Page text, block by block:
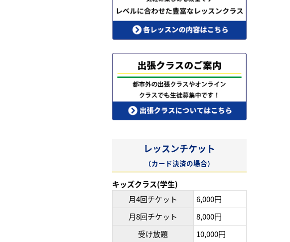
レッスンチケット
（カード決済の場合）
キッズクラス(学生)
月4回チケット
6,000円
月8回チケット
8,000円
受け放題
10,000円